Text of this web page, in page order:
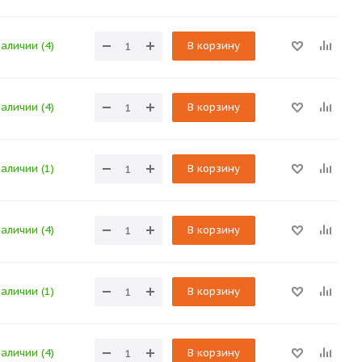
(4) В корзину
(4) В корзину
(1) В корзину
(4) В корзину
(1) В корзину
(4) В корзину